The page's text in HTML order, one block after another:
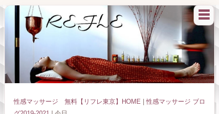
☰
性感マッサージ 無料【リフレ東京】HOME
性感マッサージ ブロ